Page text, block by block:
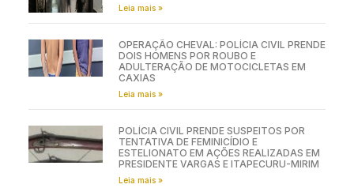
Leia mais »
OPERAÇÃO CHEVAL: POLÍCIA CIVIL PRENDE
DOIS HOMENS POR ROUBO E
ADULTERAÇÃO DE MOTOCICLETAS EM
CAXIAS
Leia mais »
POLÍCIA CIVIL PRENDE SUSPEITOS POR
TENTATIVA DE FEMINICÍDIO E
ESTELIONATO EM AÇÕES REALIZADAS EM
PRESIDENTE VARGAS E ITAPECURU-MIRIM
Leia mais »